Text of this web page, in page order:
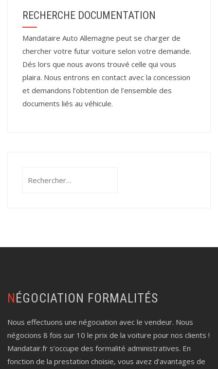
RECHERCHE DOCUMENTATION
Mandataire Auto Allemagne peut se charger de
chercher votre futur voiture selon votre demande.
Dés lors que nous avons trouvé celle qui vous
plaira. Nous entrons en contact avec la concession
et demandons l’obtention de l’ensemble des
documents liés au véhicule.
NÉGOCIATION FORMALITÉS
Nous effectuons une négociation avec le vendeur. Nous
négocions 8 fois sur 10 le prix de la voiture pour nos clients !
Mandatair.fr s’occupe des formalité administratives. En
fonction de la prestation choisie, vous avez d’avantages de